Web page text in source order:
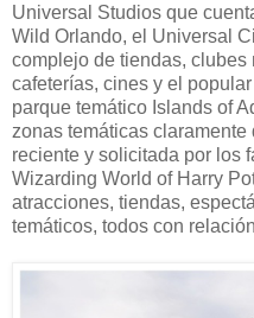
Universal Studios que
Wild Orlando, el Universal
complejo de tiendas, clubes
cafeterías, cines y el popular
parque temático Islands of
zonas temáticas
reciente y solicitada por los
Wizarding World of Harry
atracciones, tiendas,
temáticos, todos con